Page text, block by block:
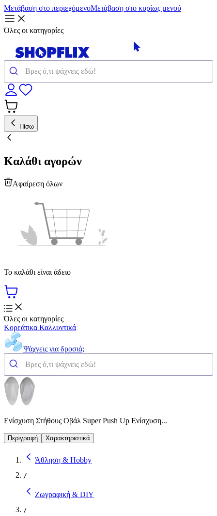
Μετάβαση στο περιεχόμενοΜετάβαση στο κυρίως μενού
Όλες οι κατηγορίες
Πίσω
Καλάθι αγορών
Αφαίρεση όλων
Το καλάθι είναι άδειο
Όλες οι κατηγορίες
Κορεάτικα Καλλυντικά
Ψάχνεις για δροσιά;
Ενίσχυση Στήθους Οβάλ Super Push Up Ενίσχυση...
Περιγραφή Χαρακτηριστικά
Άθληση & Hobby
/
Ζωγραφική & DIY
/